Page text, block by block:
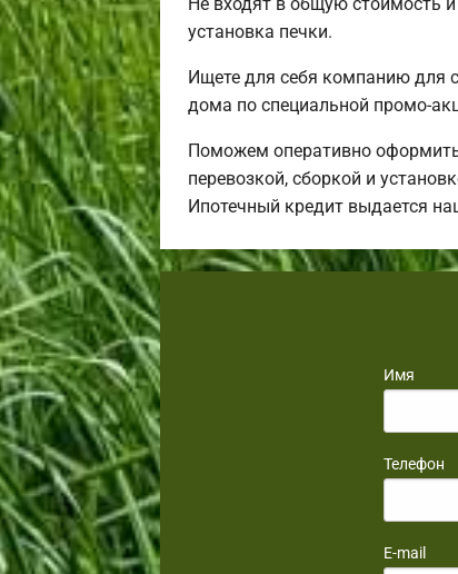
установка печки.
Ищете для себя компанию для
дома по специальной промо-
Поможем оперативно
перевозкой, сборкой и
Ипотечный кредит выдается
Имя
Телефон
E-mail